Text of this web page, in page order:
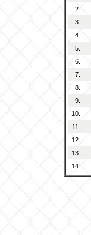
2.
3.
4.
5.
6.
7.
8.
9.
10.
11.
12.
13.
14.